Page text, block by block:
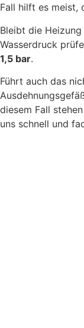
Fall hilft es meist,
Bleibt die
Wasserdruck
1,5 bar.
Führt auch das
diesem Fall
uns schnell und